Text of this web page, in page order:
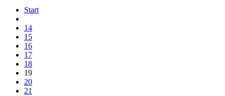
Start
14
15
16
17
18
19
20
21